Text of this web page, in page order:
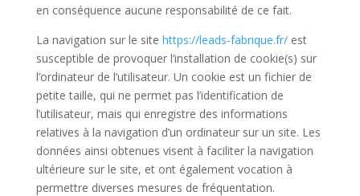
en conséquence aucune responsabilité de ce fait.
La navigation sur le site https://leads-fabrique.fr/ est
susceptible de provoquer l’installation de cookie(s) sur
l’ordinateur de l’utilisateur. Un cookie est un fichier de
petite taille, qui ne permet pas l’identification de
l’utilisateur, mais qui enregistre des informations
relatives à la navigation d’un ordinateur sur un site. Les
données ainsi obtenues visent à faciliter la navigation
ultérieure sur le site, et ont également vocation à
permettre diverses mesures de fréquentation.